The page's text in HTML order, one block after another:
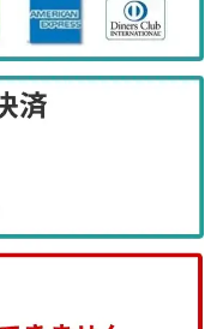
ついて、開示・
本人の権利を行
たします。
意性及び当該
本人に生じる
とは、ご本人の
供いただけな